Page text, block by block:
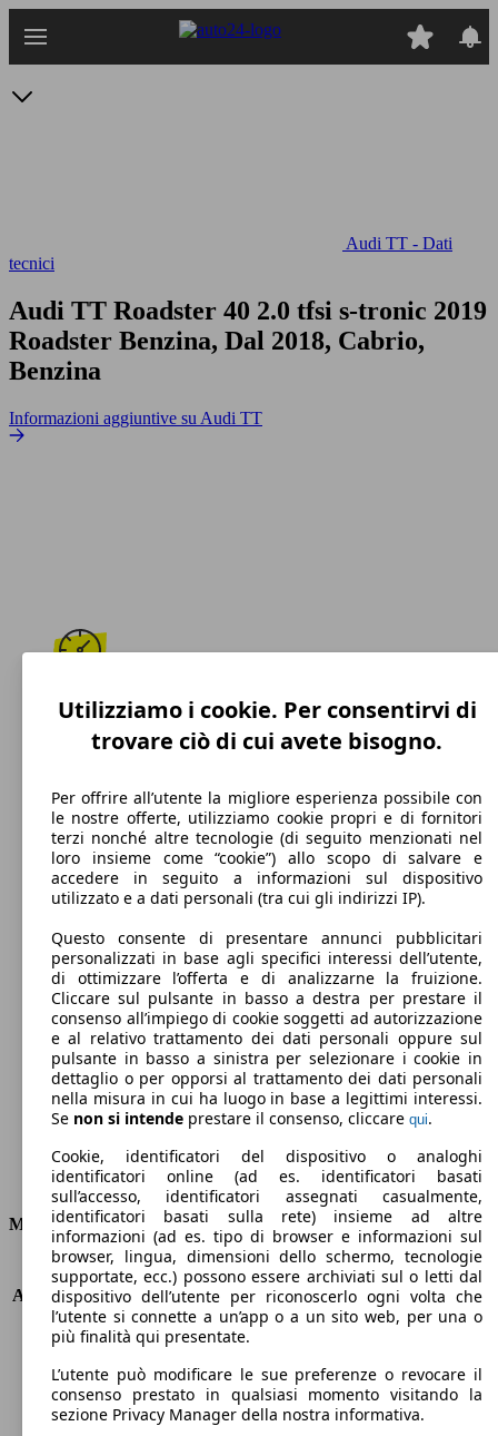
Audi TT - Dati
tecnici
Audi TT Roadster 40 2.0 tfsi s-tronic 2019
Roadster Benzina, Dal 2018, Cabrio,
Benzina
Informazioni aggiuntive su Audi TT
243 km/h
Velocità massima
Benzina
Carburante
143 g/km
Emissioni di CO2 (combinato)*
Consumi
Motore e Prestazioni
KW (PS)
145 kW (197 PS)
Accelerazione (0-100 km/h)
6.9s
Velocità massima (km/h)
243 km/h
Numero di marce
7
Coppia
320 nm
Cilindrata
1984 ccm
Carburante
Benzina
Utilizziamo i cookie. Per consentirvi di
trovare ciò di cui avete bisogno.
Per offrire all’utente la migliore esperienza possibile con
le nostre offerte, utilizziamo cookie propri e di fornitori
terzi nonché altre tecnologie (di seguito menzionati nel
loro insieme come “cookie”) allo scopo di salvare e
accedere in seguito a informazioni sul dispositivo
utilizzato e a dati personali (tra cui gli indirizzi IP).
Questo consente di presentare annunci pubblicitari
personalizzati in base agli specifici interessi dell’utente,
di ottimizzare l’offerta e di analizzarne la fruizione.
Cliccare sul pulsante in basso a destra per prestare il
consenso all’impiego di cookie soggetti ad autorizzazione
e al relativo trattamento dei dati personali oppure sul
pulsante in basso a sinistra per selezionare i cookie in
dettaglio o per opporsi al trattamento dei dati personali
nella misura in cui ha luogo in base a legittimi interessi.
Se non si intende prestare il consenso, cliccare qui.
Cookie, identificatori del dispositivo o analoghi
identificatori online (ad es. identificatori basati
sull’accesso, identificatori assegnati casualmente,
identificatori basati sulla rete) insieme ad altre
informazioni (ad es. tipo di browser e informazioni sul
browser, lingua, dimensioni dello schermo, tecnologie
supportate, ecc.) possono essere archiviati sul o letti dal
dispositivo dell’utente per riconoscerlo ogni volta che
l’utente si connette a un’app o a un sito web, per una o
più finalità qui presentate.
L’utente può modificare le sue preferenze o revocare il
consenso prestato in qualsiasi momento visitando la
sezione Privacy Manager della nostra informativa.